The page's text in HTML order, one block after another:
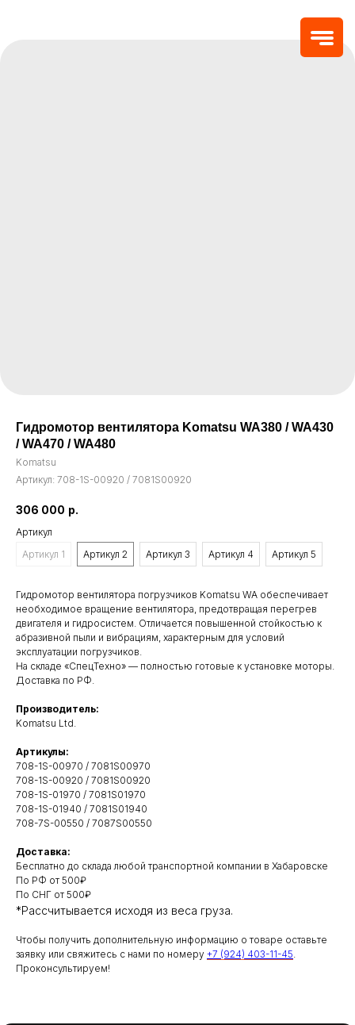
Гидромотор вентилятора Komatsu WA380 / WA430
/ WA470 / WA480
Komatsu
Артикул: 708-1S-00920 / 7081S00920
306 000 р.
Артикул
Артикул 1
Артикул 2 Артикул 3 Артикул 4 Артикул 5
Гидромотор вентилятора погрузчиков Komatsu WA обеспечивает
необходимое вращение вентилятора, предотвращая перегрев
двигателя и гидросистем. Отличается повышенной стойкостью к
абразивной пыли и вибрациям, характерным для условий
эксплуатации погрузчиков.
На складе «СпецТехно» — полностью готовые к установке моторы.
Доставка по РФ.
Производитель:
Komatsu Ltd.
Артикулы:
708-1S-00970 / 7081S00970
708-1S-00920 / 7081S00920
708-1S-01970 / 7081S01970
708-1S-01940 / 7081S01940
708-7S-00550 / 7087S00550
Доставка:
Бесплатно до склада любой транспортной компании в Хабаровске
По РФ от 500₽
По СНГ от 500₽
*Рассчитывается исходя из веса груза.
Чтобы получить дополнительную информацию о товаре оставьте
заявку или свяжитесь с нами по номеру +7 (924) 403-11-45
Проконсультируем!
Свяжитесь с нами
удобным
ОСТАВИТЬ ЗАЯВКУ НА ЗВОНОК
8 (924) 403-11-45 - Горбулев Станислав,
директор